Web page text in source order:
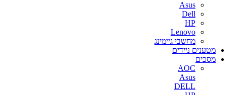
Asus
Dell
HP
Lenovo
מחשבי גיימינג
מטענים ניידים
מסכים
AOC
Asus
DELL